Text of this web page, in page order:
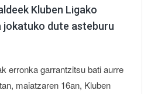
Kluben Ligako
jokatuko dute asteburu
erronka garrantzitsu bati aurre
maiatzaren 16an, Kluben